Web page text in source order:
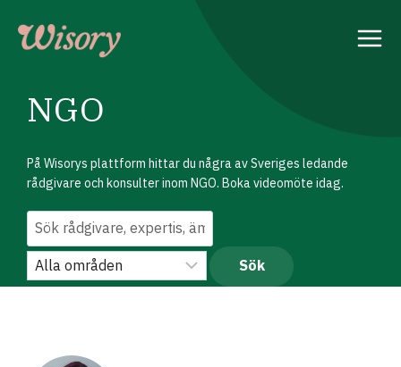
content
NGO
På Wisorys plattform hittar du några av Sveriges ledande
rådgivare och konsulter inom NGO. Boka videomöte idag.